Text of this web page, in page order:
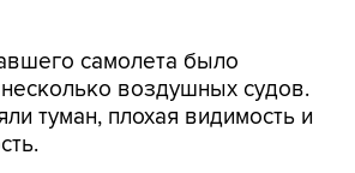
самолета было
воздушных судов.
туман, плохая видимость и